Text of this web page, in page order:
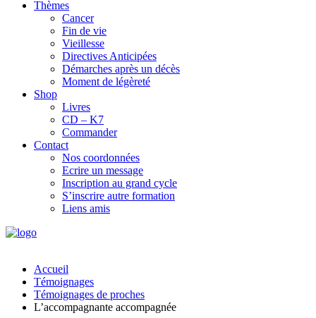
Thèmes
Cancer
Fin de vie
Vieillesse
Directives Anticipées
Démarches après un décès
Moment de légèreté
Shop
Livres
CD – K7
Commander
Contact
Nos coordonnées
Ecrire un message
Inscription au grand cycle
S’inscrire autre formation
Liens amis
Accueil
Témoignages
Témoignages de proches
L’accompagnante accompagnée